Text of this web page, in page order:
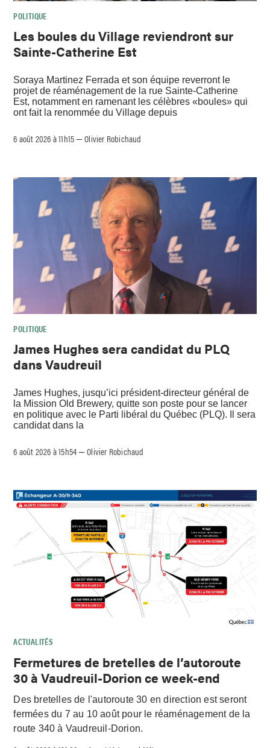
POLITIQUE
Les boules du Village reviendront sur
Sainte-Catherine Est
Soraya Martinez Ferrada et son équipe reverront le
projet de réaménagement de la rue Sainte-Catherine
Est, notamment en ramenant les célèbres «boules» qui
ont fait la renommée du Village depuis
6 août 2026 à 11h15 –Olivier Robichaud
POLITIQUE
James Hughes sera candidat du PLQ
dans Vaudreuil
James Hughes, jusqu’ici président-directeur général de
la Mission Old Brewery, quitte son poste pour se lancer
en politique avec le Parti libéral du Québec (PLQ). Il sera
candidat dans la
6 août 2026 à 15h54 –Olivier Robichaud
ACTUALITÉS
Fermetures de bretelles de l’autoroute
30 à Vaudreuil-Dorion ce week-end
Des bretelles de l'autoroute 30 en direction est seront
fermées du 7 au 10 août pour le réaménagement de la
route 340 à Vaudreuil-Dorion.